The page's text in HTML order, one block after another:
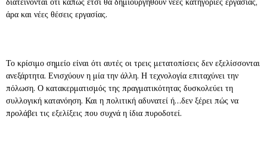
άρα και νέες θέσεις εργασίας.
Το κρίσιμο σημείο είναι ότι αυτές οι τρεις μετατοπίσεις δεν εξελίσσονται
ανεξάρτητα. Ενισχύουν η μία την άλλη. Η τεχνολογία επιταχύνει την
πόλωση. Ο κατακερματισμός της πραγματικότητας δυσκολεύει τη
συλλογική κατανόηση. Και η πολιτική αδυνατεί ή…δεν ξέρει πώς να
προλάβει τις εξελίξεις που συχνά η ίδια πυροδοτεί.